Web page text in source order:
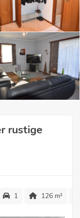
rustige
1 126 m²